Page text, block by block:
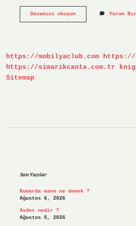
Devamını okuyunTutarli
Yorum
https://mobilyaclub.com https://
https://simarikcanta.com.tr
Sitemap
Son Yazılar
Kumarda mano ne demek ?
Ağustos 6, 2026
Avdet nedir ?
Ağustos 5, 2026